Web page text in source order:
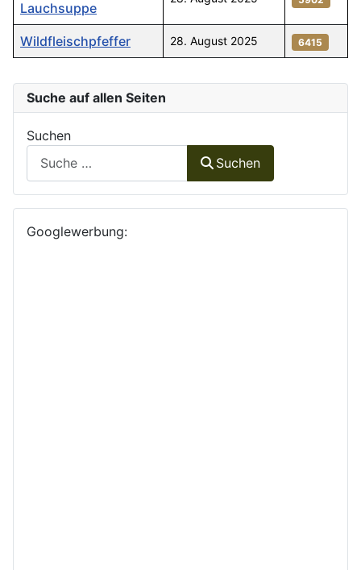
Lauchsuppe
Wildfleischpfeffer 28. August 2025 6415
Suche auf allen Seiten
Suchen
Suchen
Googlewerbung: